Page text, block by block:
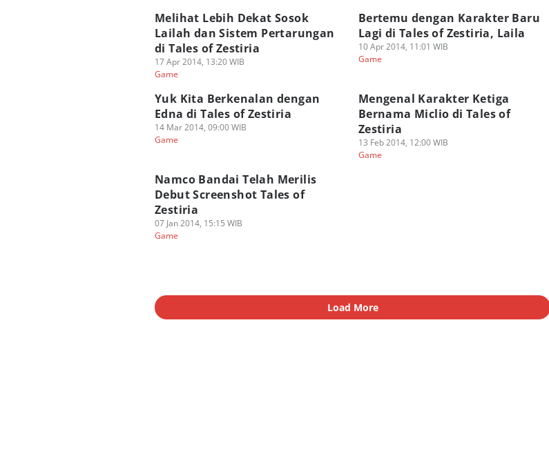
Melihat Lebih Dekat Sosok
Lailah dan Sistem Pertarungan
di Tales of Zestiria
17 Apr 2014, 13:20 WIB
Game
Bertemu dengan Karakter Baru
Lagi di Tales of Zestiria, Laila
10 Apr 2014, 11:01 WIB
Game
Yuk Kita Berkenalan dengan
Edna di Tales of Zestiria
14 Mar 2014, 09:00 WIB
Game
Mengenal Karakter Ketiga
Bernama Miclio di Tales of
Zestiria
13 Feb 2014, 12:00 WIB
Game
Namco Bandai Telah Merilis
Debut Screenshot Tales of
Zestiria
07 Jan 2014, 15:15 WIB
Game
Load More